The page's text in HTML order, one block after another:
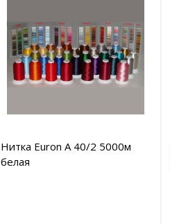
Нитка Euron A 40/2 5000м
белая